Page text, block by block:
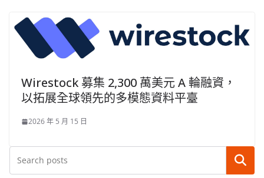
Wirestock 募集 2,300 萬美元 A 輪融資，
以拓展全球領先的多模態資料平臺
2026 年 5 月 15 日
搜尋